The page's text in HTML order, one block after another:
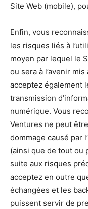
Site Web (mobile),
Enfin, vous
les risques liés à
moyen par lequel le
ou sera à l’avenir
acceptez également
transmission
numérique. Vous
Ventures ne peut
dommage causé par
(ainsi que de tout ou
suite aux risques
acceptez en outre
échangées et les
puissent servir de